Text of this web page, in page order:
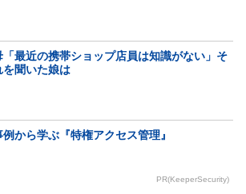
「最近の携帯ショップ店員は知識がない」そ
を聞いた娘は
例から学ぶ『特権アクセス管理』
PR(KeeperSecurity)